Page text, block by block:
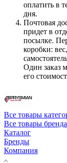
оплатить в
дня.
Почтовая
придет в
посылке.
коробки:
Один заказ
его
Все товары
Все товары
Каталог
Бренды
Компания